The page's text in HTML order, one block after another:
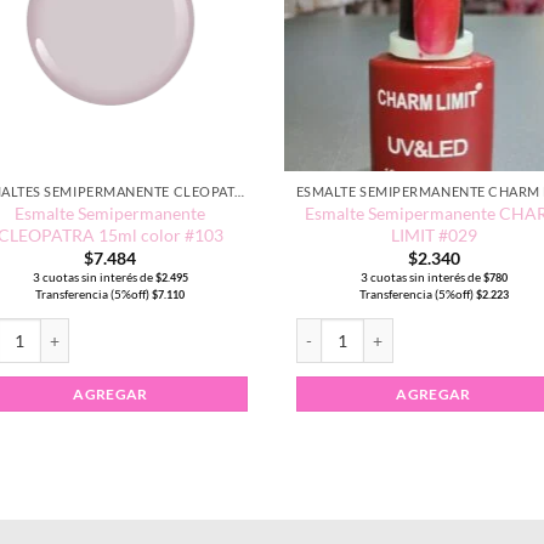
ESMALTES SEMIPERMANENTE CLEOPATRA 15ML
Esmalte Semipermanente
15ml color #103
$7.484
3 cuotas sin interés de$2.495
Transferencia (5%off)$7.110
AGREGAR
Esmalte Semipermanente
LIMIT #029
$2.340
3 cuotas sin interés de$780
Transferencia (5%off)$2.223
AGREGAR